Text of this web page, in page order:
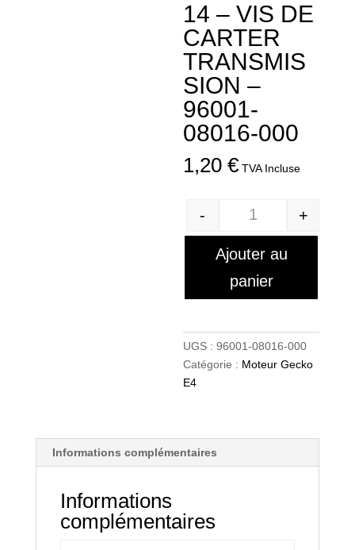
14 – VIS DE
CARTER
TRANSMIS
SION –
96001-
08016-000
1,20€ TVA Incluse
Quantité
- +
Ajouter au
panier
UGS :96001-08016-000
Catégorie : Moteur Gecko
E4
Informations complémentaires
Informations
complémentaires